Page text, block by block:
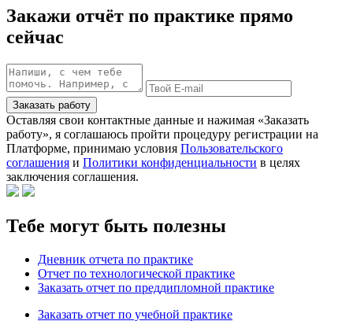
Закажи отчёт по практике прямо
сейчас
Заказать работу
Оставляя свои контактные данные и нажимая «Заказать
работу», я соглашаюсь пройти процедуру регистрации на
Платформе, принимаю условия Пользовательского
соглашения и Политики конфиденциальности в целях
заключения соглашения.
Тебе могут быть полезны
Дневник отчета по практике
Отчет по технологической практике
Заказать отчет по преддипломной практике
Заказать отчет по учебной практике